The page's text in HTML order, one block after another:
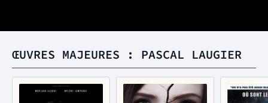
ŒUVRES MAJEURES : PASCAL LAUGIER